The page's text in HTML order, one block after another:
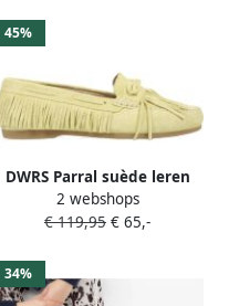
45%
DWRS Parral suède leren
mocassins lichtgeel
2 webshops
€ 119,95 € 65,-
34%